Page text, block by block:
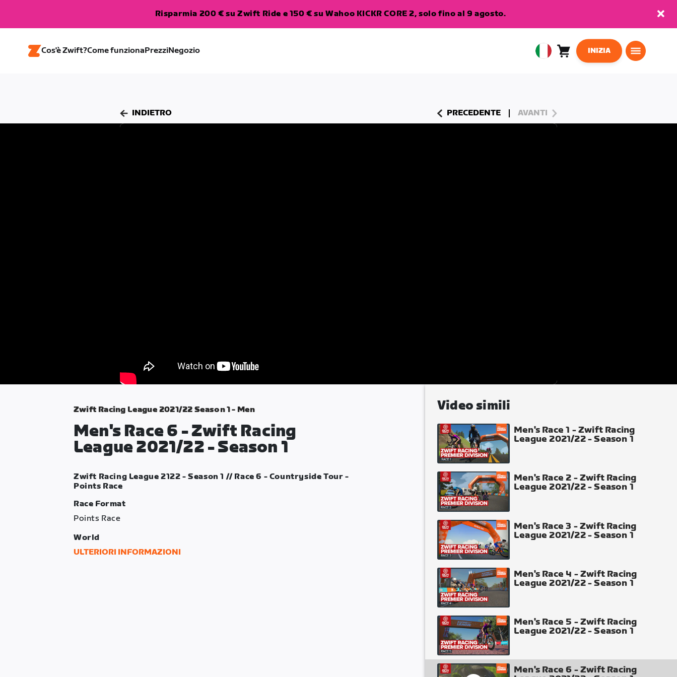
Risparmia 200 € su Zwift Ride e 150 € su Wahoo KICKR CORE 2, solo fino al 9 agosto.
Cos'è Zwift?Come funzionaPrezziNegozio
EuropeanCarrello0
INIZIA
INDIETRO PRECEDENTE AVANTI
Zwift Racing League 2021/22 Season 1 - Men
Men's Race 6 - Zwift Racing
League 2021/22 - Season 1
Zwift Racing League 2122 - Season 1 // Race 6 - Countryside Tour -
Points Race
Race Format
Points Race
World
Makuri Islands
ULTERIORI INFORMAZIONI
Video simili
Men's Race 1 - Zwift Racing
League 2021/22 - Season 1
Men's Race 2 - Zwift Racing
League 2021/22 - Season 1
Men's Race 3 - Zwift Racing
League 2021/22 - Season 1
Men's Race 4 - Zwift Racing
League 2021/22 - Season 1
Men's Race 5 - Zwift Racing
League 2021/22 - Season 1
Men's Race 6 - Zwift Racing